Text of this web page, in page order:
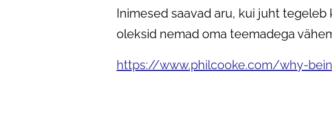
Inimesed saavad aru, kui juht
oleksid nemad oma teemadega
https://www.philcooke.com/why-